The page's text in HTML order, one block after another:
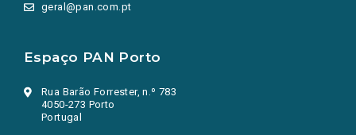
geral@pan.com.pt
Espaço PAN Porto
Rua Barão Forrester, n.º 783
4050-273 Porto
Portugal